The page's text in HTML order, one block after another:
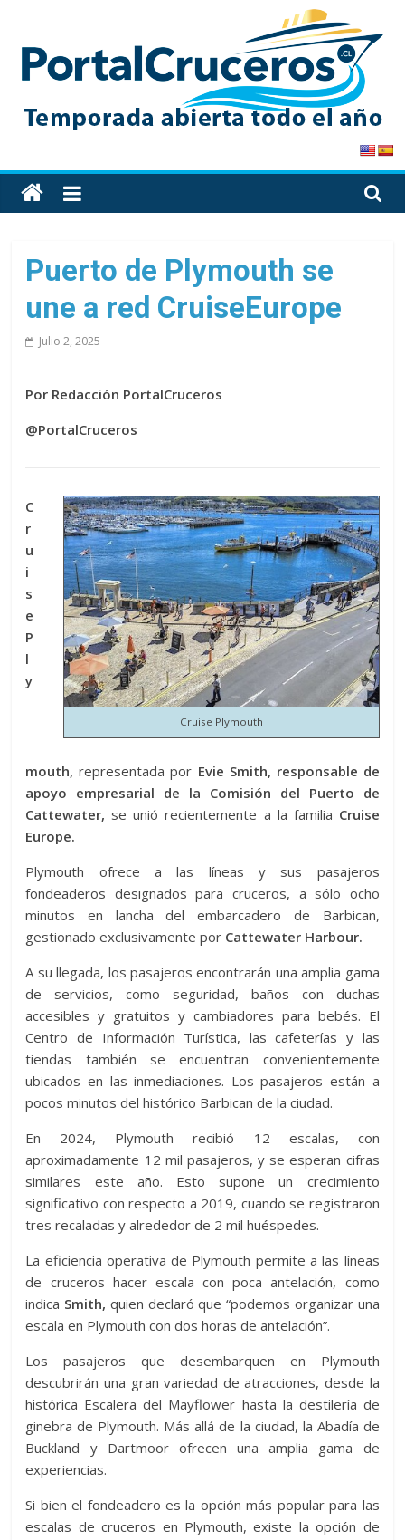
content
PortalCruceros
Toda
la
de
cruceros
en
un
solo
Puerto de Plymouth se
une a red CruiseEurope
Julio 2, 2025
Por Redacción PortalCruceros
@PortalCruceros
Cruise Plymouth
C
r
u
i
s
e
P
l
y
mouth, representada por Evie Smith, responsable de
apoyo empresarial de la Comisión del Puerto de
Cattewater, se unió recientemente a la familia Cruise
Europe.
Plymouth ofrece a las líneas y sus pasajeros
fondeaderos designados para cruceros, a sólo ocho
minutos en lancha del embarcadero de Barbican,
gestionado exclusivamente por Cattewater Harbour.
A su llegada, los pasajeros encontrarán una amplia gama
de servicios, como seguridad, baños con duchas
accesibles y gratuitos y cambiadores para bebés. El
Centro de Información Turística, las cafeterías y las
tiendas también se encuentran convenientemente
ubicados en las inmediaciones. Los pasajeros están a
pocos minutos del histórico Barbican de la ciudad.
En 2024, Plymouth recibió 12 escalas, con
aproximadamente 12 mil pasajeros, y se esperan cifras
similares este año. Esto supone un crecimiento
significativo con respecto a 2019, cuando se registraron
tres recaladas y alrededor de 2 mil huéspedes.
La eficiencia operativa de Plymouth permite a las líneas
de cruceros hacer escala con poca antelación, como
indica Smith, quien declaró que “podemos organizar una
escala en Plymouth con dos horas de antelación”.
Los pasajeros que desembarquen en Plymouth
descubrirán una gran variedad de atracciones, desde la
histórica Escalera del Mayflower hasta la destilería de
ginebra de Plymouth. Más allá de la ciudad, la Abadía de
Buckland y Dartmoor ofrecen una amplia gama de
experiencias.
Si bien el fondeadero es la opción más popular para las
escalas de cruceros en Plymouth, existe la opción de